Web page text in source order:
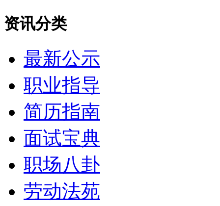
资讯分类
最新公示
职业指导
简历指南
面试宝典
职场八卦
劳动法苑